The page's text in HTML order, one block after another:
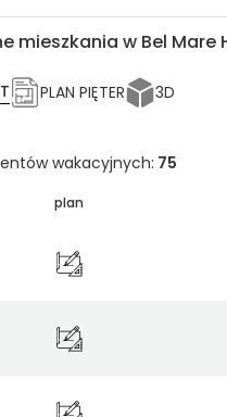
mieszkania w Bel Mare
PLAN PIĘTER 3D
wakacyjnych: 75
plan